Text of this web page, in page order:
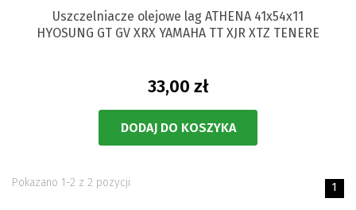
Uszczelniacze olejowe lag ATHENA 41x54x11
HYOSUNG GT GV XRX YAMAHA TT XJR XTZ TENERE
33,00 zł
DODAJ DO KOSZYKA
Pokazano 1-2 z 2 pozycji 1